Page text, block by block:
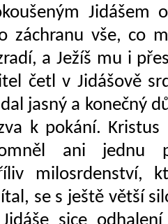
Jidášem
záchranu vše, co
a Ježíš mu i
četl v Jidášově
jasný a konečný
k pokání. Kristus
ani jednu
milosrdenství,
se s ještě větší